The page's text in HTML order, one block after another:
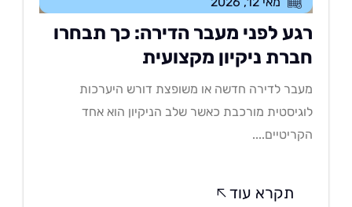
לפני מעבר הדירה: כך תבחרו
ניקיון מקצועית
לדירה חדשה או משופצת דורש היערכות
מורכבת כאשר שלב הניקיון הוא אחד
תקרא עוד